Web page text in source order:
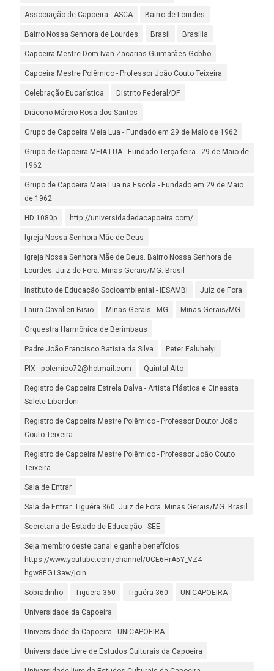
Associação de Capoeira - ASCA Bairro de Lourdes
Bairro Nossa Senhora de Lourdes Brasil Brasília
Capoeira Mestre Dom Ivan Zacarias Guimarães Gobbo
Capoeira Mestre Polêmico - Professor João Couto Teixeira
Celebração Eucarística Distrito Federal/DF
Diácono Márcio Rosa dos Santos
Grupo de Capoeira Meia Lua - Fundado em 29 de Maio de 1962
Grupo de Capoeira MEIA LUA - Fundado Terça-feira - 29 de Maio de
1962
Grupo de Capoeira Meia Lua na Escola - Fundado em 29 de Maio
de 1962
HD 1080p http://universidadedacapoeira.com/
Igreja Nossa Senhora Mãe de Deus
Igreja Nossa Senhora Mãe de Deus. Bairro Nossa Senhora de
Lourdes. Juiz de Fora. Minas Gerais/MG. Brasil
Instituto de Educação Socioambiental - IESAMBI Juiz de Fora
Laura Cavalieri Bisio Minas Gerais - MG Minas Gerais/MG
Orquestra Harmônica de Berimbaus
Padre João Francisco Batista da Silva Peter Faluhelyi
PIX - polemico72@hotmail.com Quintal Alto
Registro de Capoeira Estrela Dalva - Artista Plástica e Cineasta
Salete Libardoni
Registro de Capoeira Mestre Polêmico - Professor Doutor João
Couto Teixeira
Registro de Capoeira Mestre Polêmico - Professor João Couto
Teixeira
Sala de Entrar
Sala de Entrar. Tigüéra 360. Juiz de Fora. Minas Gerais/MG. Brasil
Secretaria de Estado de Educação - SEE
Seja membro deste canal e ganhe benefícios:
https://www.youtube.com/channel/UCE6HrA5Y_VZ4-
hgw8FG13aw/join
Sobradinho Tigüera 360 Tigüéra 360 UNICAPOEIRA
Universidade da Capoeira
Universidade da Capoeira - UNICAPOEIRA
Universidade Livre de Estudos Culturais da Capoeira